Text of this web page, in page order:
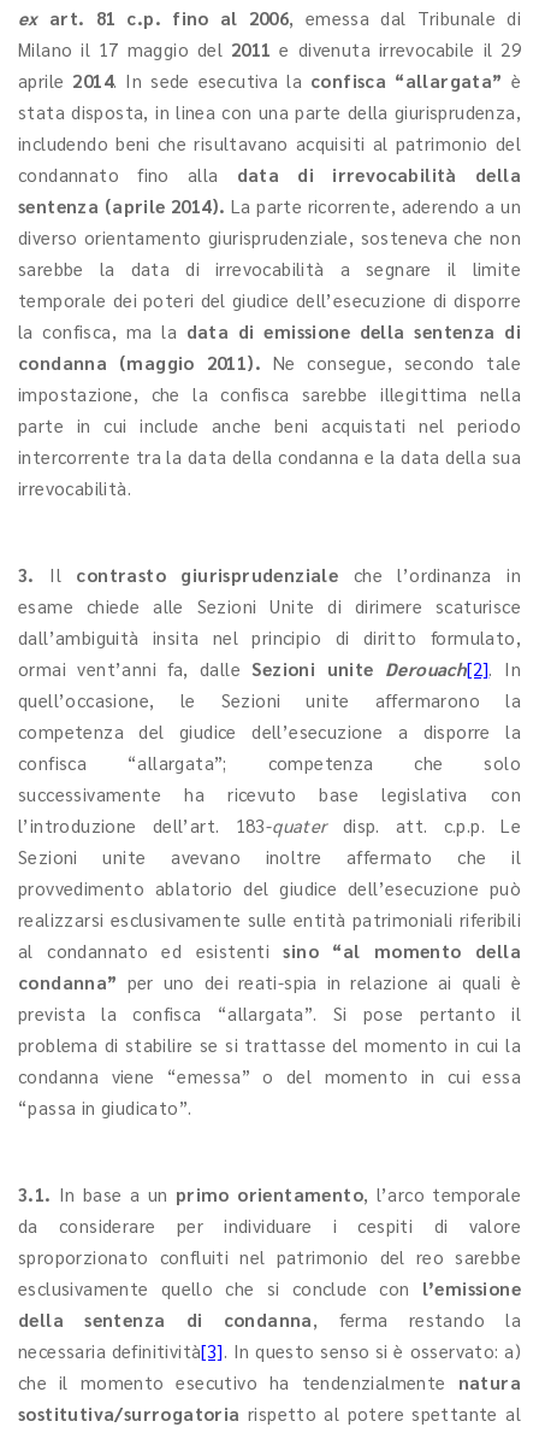
exart. 81 c.p. fino al 2006, emessa dal Tribunale di
Milano il 17 maggio del 2011 e divenuta irrevocabile il 29
aprile 2014. In sede esecutiva la confisca “allargata” è
stata disposta, in linea con una parte della giurisprudenza,
includendo beni che risultavano acquisiti al patrimonio del
condannato fino alla data di irrevocabilità della
sentenza (aprile 2014). La parte ricorrente, aderendo a un
diverso orientamento giurisprudenziale, sosteneva che non
sarebbe la data di irrevocabilità a segnare il limite
temporale dei poteri del giudice dell’esecuzione di disporre
la confisca, ma la data di emissione della sentenza di
condanna
(maggio 2011). Ne consegue, secondo tale
impostazione, che la confisca sarebbe illegittima nella
parte in cui include anche beni acquistati nel periodo
intercorrente tra la data della condanna e la data della sua
irrevocabilità.
3. Il contrasto giurisprudenziale che l’ordinanza in
esame chiede alle Sezioni Unite di dirimere scaturisce
dall’ambiguità insita nel principio di diritto formulato,
ormai vent’anni fa, dalleSezioni unite Derouach[2]. In
quell’occasione, le Sezioni unite affermarono la
competenza del giudice dell’esecuzione a disporre la
confisca “allargata”; competenza che solo
successivamente ha ricevuto base legislativa con
l’introduzione dell’art. 183-quaterdisp. att. c.p.p. Le
Sezioni unite avevano inoltre affermato che il
provvedimento ablatorio del giudice dell’esecuzione può
realizzarsi esclusivamente sulle entità patrimoniali riferibili
al condannato ed esistentisino “al momento della
condanna” per uno dei reati-spia in relazione ai quali è
prevista la confisca “allargata”. Si pose pertanto il
problema di stabilire se si trattasse del momento in cui la
condanna viene “emessa” o del momento in cui essa
“passa in giudicato”.
3.1. In base a un primo orientamento, l’arco temporale
da considerare per individuare i cespiti di valore
sproporzionato confluiti nel patrimonio del reo sarebbe
esclusivamente quello che si conclude con l’emissione
della sentenza di condanna, ferma restando la
necessaria definitività[3]. In questo senso si è osservato: a)
che il momento esecutivo ha tendenzialmente natura
sostitutiva/surrogatoria rispetto al potere spettante al